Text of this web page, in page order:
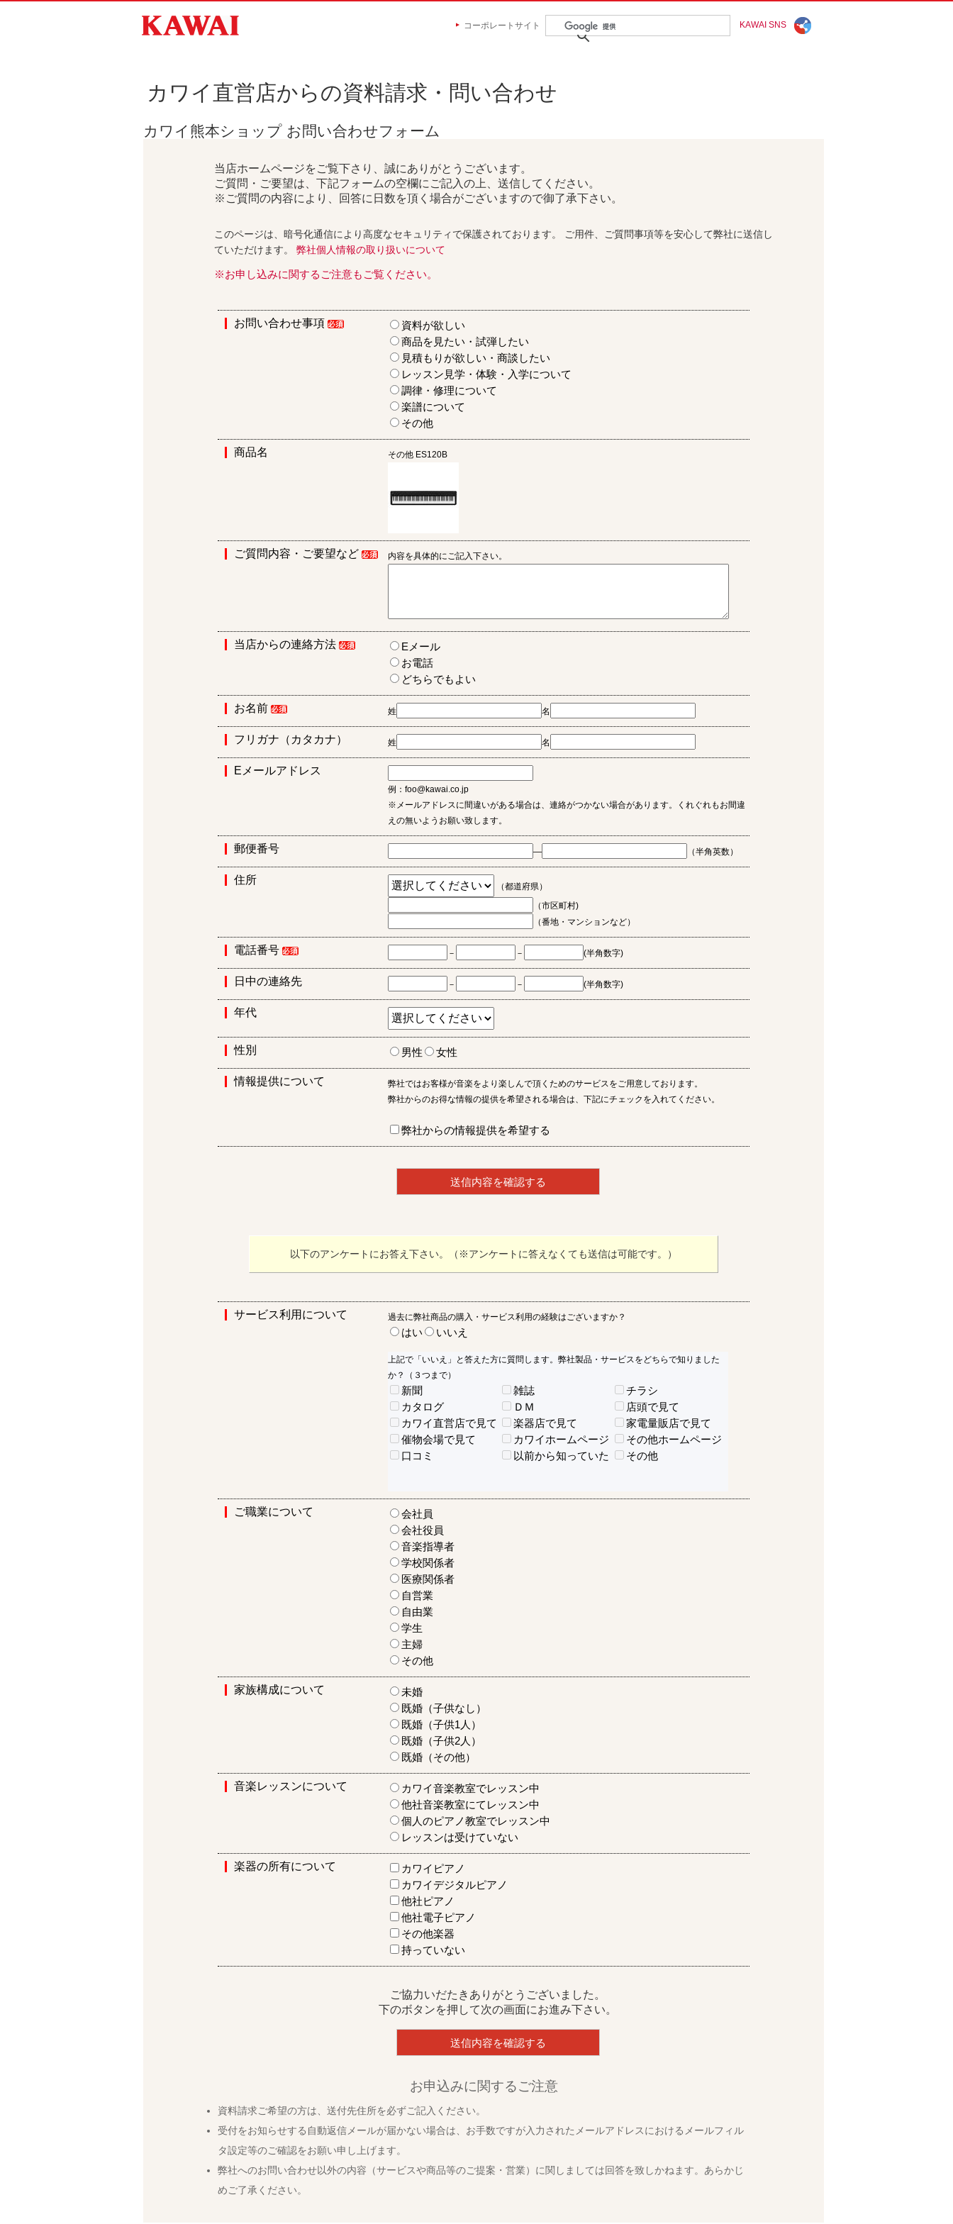
コーポレートサイト KAWAI SNS
カワイ直営店からの資料請求・問い合わせ
カワイ熊本ショップ お問い合わせフォーム
当店ホームページをご覧下さり、誠にありがとうございます。
ご質問・ご要望は、下記フォームの空欄にご記入の上、送信してください。
※ご質問の内容により、回答に日数を頂く場合がございますので御了承下さい。
このページは、暗号化通信により高度なセキュリティで保護されております。 ご用件、ご質問事項等を安心して弊社に送信し
ていただけます。 弊社個人情報の取り扱いについて
※お申し込みに関するご注意もご覧ください。
お問い合わせ事項
資料が欲しい
商品を見たい・試弾したい
見積もりが欲しい・商談したい
レッスン見学・体験・入学について
調律・修理について
楽譜について
その他
商品名 その他 ES120B
ご質問内容・ご要望など 内容を具体的にご記入下さい。
当店からの連絡方法
Eメール
お電話
どちらでもよい
お名前 姓 名
フリガナ（カタカナ） 姓 名
Eメールアドレス
例：foo@kawai.co.jp
※メールアドレスに間違いがある場合は、連絡がつかない場合があります。くれぐれもお間違
えの無いようお願い致します。
郵便番号 ― （半角英数）
住所
（都道府県）
（市区町村)
（番地・マンションなど）
電話番号 － － (半角数字)
日中の連絡先 － － (半角数字)
年代
性別 男性 女性
情報提供について
弊社ではお客様が音楽をより楽しんで頂くためのサービスをご用意しております。
弊社からのお得な情報の提供を希望される場合は、下記にチェックを入れてください。
弊社からの情報提供を希望する
以下のアンケートにお答え下さい。（※アンケートに答えなくても送信は可能です。）
サービス利用について 過去に弊社商品の購入・サービス利用の経験はございますか？
はい いいえ
上記で「いいえ」と答えた方に質問します。弊社製品・サービスをどちらで知りました
か？（３つまで）
新聞 雑誌
チラシ
カタログ
ＤＭ
店頭で見て
カワイ直営店で見て
楽器店で見て
家電量販店で見て
催物会場で見て
カワイホームページ
その他ホームページ
口コミ
以前から知っていた その他
ご職業について
会社員
会社役員
音楽指導者
学校関係者
医療関係者
自営業
自由業
学生
主婦
その他
家族構成について
未婚
既婚（子供なし）
既婚（子供1人）
既婚（子供2人）
既婚（その他）
音楽レッスンについて
カワイ音楽教室でレッスン中
他社音楽教室にてレッスン中
個人のピアノ教室でレッスン中
レッスンは受けていない
楽器の所有について
カワイピアノ
カワイデジタルピアノ
他社ピアノ
他社電子ピアノ
その他楽器
持っていない
ご協力いだたきありがとうございました。
下のボタンを押して次の画面にお進み下さい。
お申込みに関するご注意
資料請求ご希望の方は、送付先住所を必ずご記入ください。
受付をお知らせする自動返信メールが届かない場合は、お手数ですが入力されたメールアドレスにおけるメールフィル
タ設定等のご確認をお願い申し上げます。
弊社へのお問い合わせ以外の内容（サービスや商品等のご提案・営業）に関しましては回答を致しかねます。あらかじ
めご了承ください。